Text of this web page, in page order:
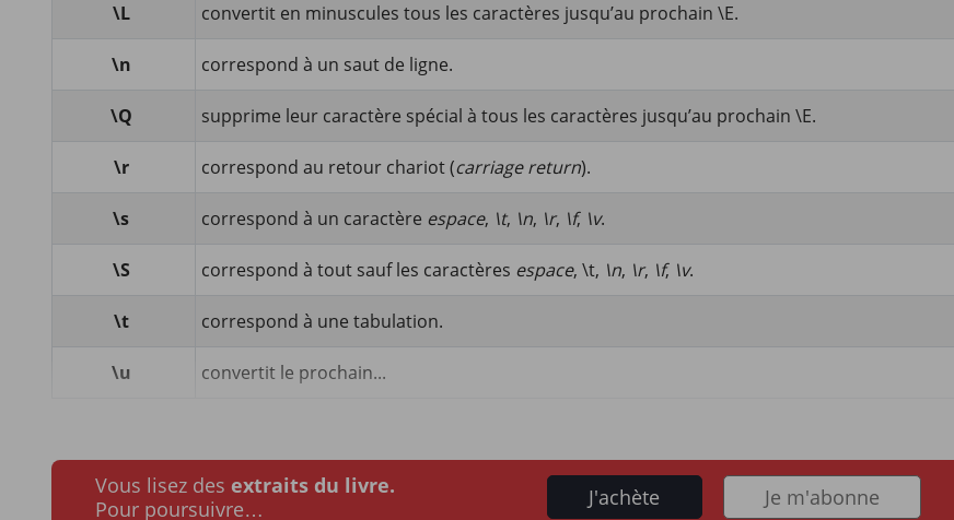
\L convertit en minuscules tous les caractères jusqu’au prochain \E.
\n correspond à un saut de ligne.
\Q supprime leur caractère spécial à tous les caractères jusqu’au prochain \E.
\r correspond au retour chariot (carriage return).
\s correspond à un caractère espace, \t, \n, \r, \f, \v.
\S correspond à tout sauf les caractères espace, \t, \n, \r, \f, \v.
\t correspond à une tabulation.
\u convertit le prochain...
Vous lisez des extraits du livre.
Pour poursuivre…
J'achète Je m'abonne